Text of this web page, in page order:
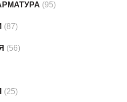
(95)
(87)
(56)
(25)